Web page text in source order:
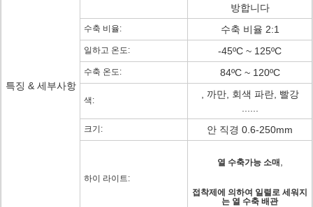
특징 & 세부사항
방합니다
수축 비율: 수축 비율 2:1
일하고 온도: -45ºC ~ 125ºC
수축 온도: 84ºC ~ 120ºC
색:
, 까만, 회색 파란, 빨강
크기: 안 직경 0.6-250mm
하이 라이트:
열 수축가능 소매
접착제에 의하여 일렬로 세워지
는 열 수축 배관